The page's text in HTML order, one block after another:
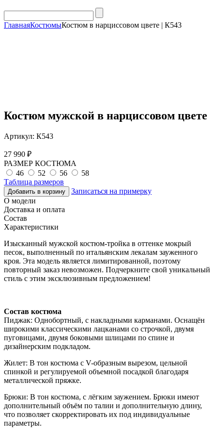
ГлавнаяКостюмыКостюм в нарциссовом цвете | К543
Костюм мужской в нарциссовом цвете
Артикул: К543
27 990 ₽
РАЗМЕР КОСТЮМА
46
52 56
58
Таблица размеров
Добавить в корзину
Записаться на примерку
О модели
Доставка и оплата
Состав
Характеристики
Изысканный мужской костюм-тройка в оттенке мокрый
песок, выполненный по итальянским лекалам зауженного
кроя. Эта модель является лимитированной, поэтому
повторный заказ невозможен. Подчеркните свой уникальный
стиль с этим эксклюзивным предложением!
Состав костюма
Пиджак: Однобортный, с накладными карманами. Оснащён
широкими классическими лацканами со строчкой, двумя
пуговицами, двумя боковыми шлицами по спине и
дизайнерским подкладом.
Жилет: В тон костюма с V-образным вырезом, цельной
спинкой и регулируемой объемной посадкой благодаря
металлической пряжке.
Брюки: В тон костюма, с лёгким заужением. Брюки имеют
дополнительный объём по талии и дополнительную длину,
что позволяет скорректировать их под индивидуальные
параметры.